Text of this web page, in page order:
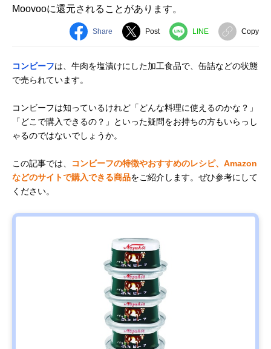
Moovooに還元されることがあります。
Share Post LINE Copy
コンビーフは、牛肉を塩漬けにした加工食品で、缶詰などの状態
で売られています。
コンビーフは知っているけれど「どんな料理に使えるのかな？」
「どこで購入できるの？」といった疑問をお持ちの方もいらっし
ゃるのではないでしょうか。
この記事では、
コンビーフの特徴やおすすめのレシピ、Amazon
などのサイトで購入できる商品をご紹介します。ぜひ参考にして
ください。